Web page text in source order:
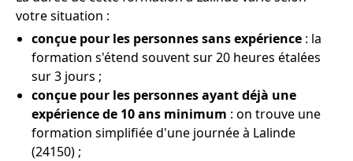
votre situation :
conçue pour les personnes sans expérience : la
formation s'étend souvent sur 20 heures étalées
sur 3 jours ;
conçue pour les personnes ayant déjà une
expérience de 10 ans minimum : on trouve une
formation simplifiée d'une journée à Lalinde
(24150) ;